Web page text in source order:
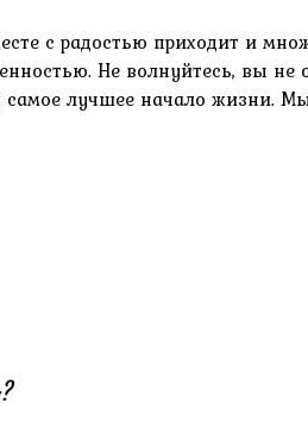
с радостью приходит и
Не волнуйтесь, вы
лучшее начало жизни.